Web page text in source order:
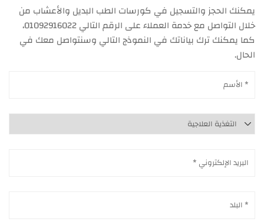
يمكنك الحجز والتسجيل في كورسات الطب البديل والأعشاب من
خلال التواصل مع خدمة العملاء على الرقم التالي 01092916022،
كما يمكنك ترك بياناتك في النموذج التالي وسنتواصل معك في
الحال.